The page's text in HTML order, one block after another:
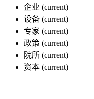
企业 (current)
设备 (current)
专家 (current)
政策 (current)
院所 (current)
资本 (current)